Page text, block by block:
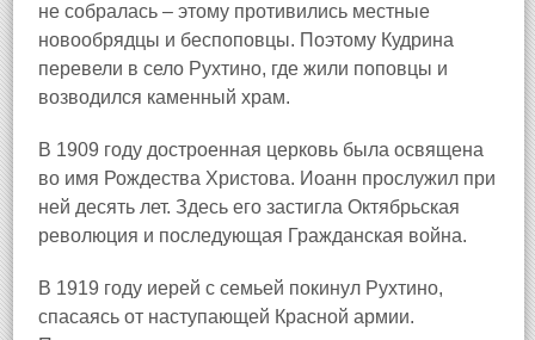
не собралась – этому противились местные
новообрядцы и беспоповцы. Поэтому Кудрина
перевели в село Рухтино, где жили поповцы и
возводился каменный храм.
В 1909 году достроенная церковь была освящена
во имя Рождества Христова. Иоанн прослужил при
ней десять лет. Здесь его застигла Октябрьская
революция и последующая Гражданская война.
В 1919 году иерей с семьей покинул Рухтино,
спасаясь от наступающей Красной армии.